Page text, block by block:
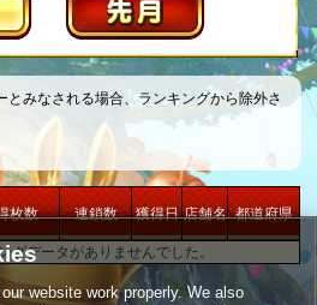
とみなされる場合、ランキングから除外さ
枚数 連鎖数 獲得日 店舗名 都道府県
グデータがありませんでした。
website work properly. We also